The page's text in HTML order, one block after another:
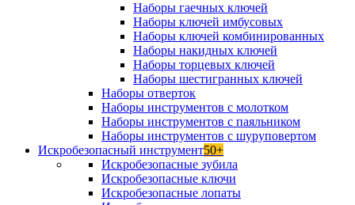
Наборы гаечных ключей
Наборы ключей имбусовых
Наборы ключей комбинированных
Наборы накидных ключей
Наборы торцевых ключей
Наборы шестигранных ключей
Наборы отверток
Наборы инструментов с молотком
Наборы инструментов с паяльником
Наборы инструментов с шуруповертом
Искробезопасный инструмент50+
Искробезопасные зубила
Искробезопасные ключи
Искробезопасные лопаты